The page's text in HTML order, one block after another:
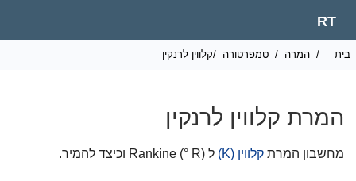
RT
המרה / טמפרטורה /קלווין לרנקין
המרת קלווין לרנקין
מחשבון המרתקלווין (K) ל Rankine (° R) וכיצד להמיר.